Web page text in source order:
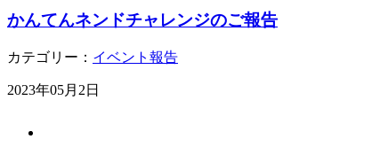
かんてんネンドチャレンジのご報告
カテゴリー： イベント報告
2023年05月2日